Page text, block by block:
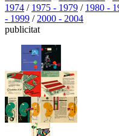
1974 / 1975 - 1979 / 1980 -
- 1999 / 2000 - 2004
publicitat